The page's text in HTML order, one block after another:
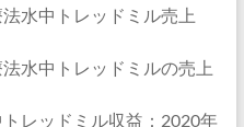
水中トレッドミル売上
水中トレッドミルの売上
レッドミル収益：2020年